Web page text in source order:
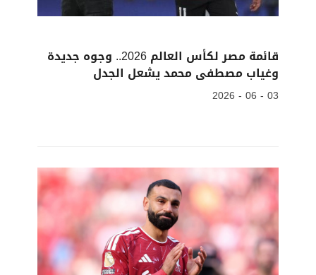
قائمة مصر لكأس العالم 2026.. وجوه جديدة
وغياب مصطفى محمد يشعل الجدل
03 - 06 - 2026